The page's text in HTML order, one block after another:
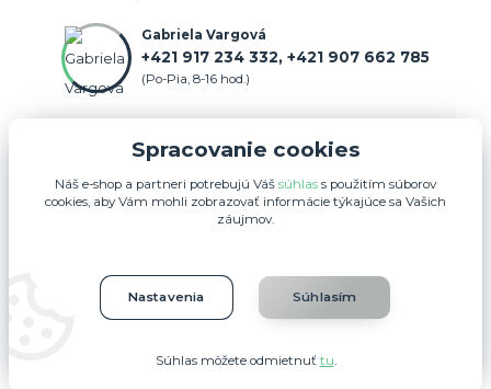
Gabriela Vargová
+421 917 234 332, +421 907 662 785
(Po-Pia, 8-16 hod.)
Upravit sběr cookies.
Eshop-rychlo.sk
Spracovanie cookies
Náš e-shop a partneri potrebujú Váš súhlas s použitím súborov
cookies, aby Vám mohli zobrazovať informácie týkajúce sa Vašich
záujmov.
Nastavenia Súhlasím
Súhlas môžete odmietnuť tu.